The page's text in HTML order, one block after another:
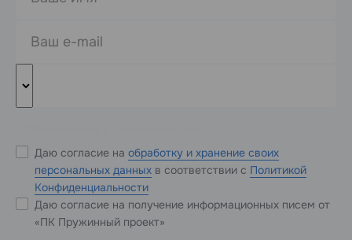
Даю согласие на обработку и хранение своих
персональных данных в соответствии с Политикой
Конфиденциальности
Даю согласие на получение информационных писем от
«ПК Пружинный проект»